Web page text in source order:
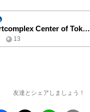
The Artcomplex Center of Tokyo
13
友達とシェアしましょう！